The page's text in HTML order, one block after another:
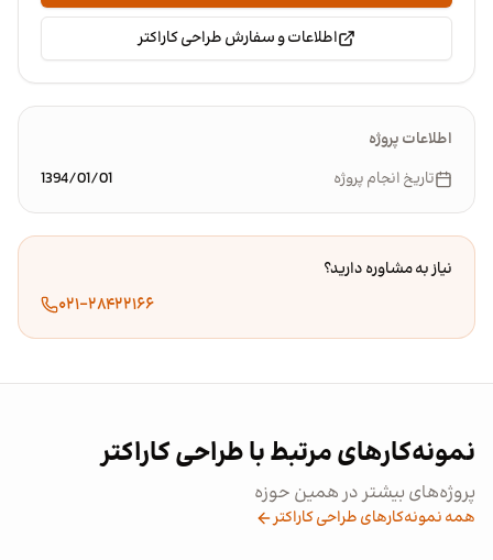
اطلاعات و سفارش طراحی کاراکتر
اطلاعات پروژه
تاریخ انجام پروژه
1394/01/01
نیاز به مشاوره دارید؟
۰۲۱-۲۸۴۲۲۱۶۶
نمونه‌کارهای مرتبط با طراحی کاراکتر
پروژه‌های بیشتر در همین حوزه
همه نمونه‌کارهای طراحی کاراکتر